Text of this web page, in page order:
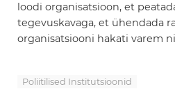
loodi organisatsioon, et
tegevuskavaga, et ühendada
organisatsiooni hakati varem
Poliitilised Institutsioonid